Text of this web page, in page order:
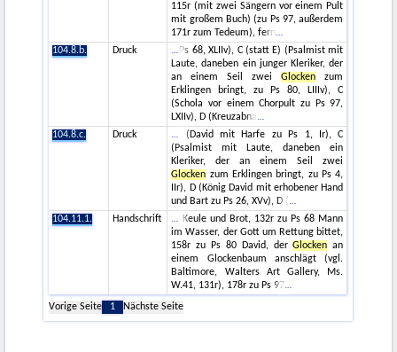
115r (mit zwei Sängern vor einem Pult
mit großem Buch) (zu Ps 97, außerdem
171r zum Tedeum), fern
104.8.b.
Druck
Ps 68, XLIIv), C (statt E) (Psalmist mit
Laute, daneben ein junger Kleriker, der
an einem Seil zweiGlocken zum
Erklingen bringt, zu Ps 80, LIIIv), C
(Schola vor einem Chorpult zu Ps 97,
LXIIv), D (Kreuzabna
104.8.c.
Druck
(David mit Harfe zu Ps 1, Ir), C
(Psalmist mit Laute, daneben ein
Kleriker, der an einem Seil zwei
Glocken zum Erklingen bringt, zu Ps 4,
IIr), D (König David mit erhobener Hand
und Bart zu Ps 26, XVv), D (
104.11.1.
Handschrift
Keule und Brot, 132r zu Ps 68 Mann
im Wasser, der Gott um Rettung bittet,
158r zu Ps 80 David, derGlocken an
einem Glockenbaum anschlägt (vgl.
Baltimore, Walters Art Gallery, Ms.
W.41, 131r), 178r zu Ps 97
Vorige Seite
1 Nächste Seite